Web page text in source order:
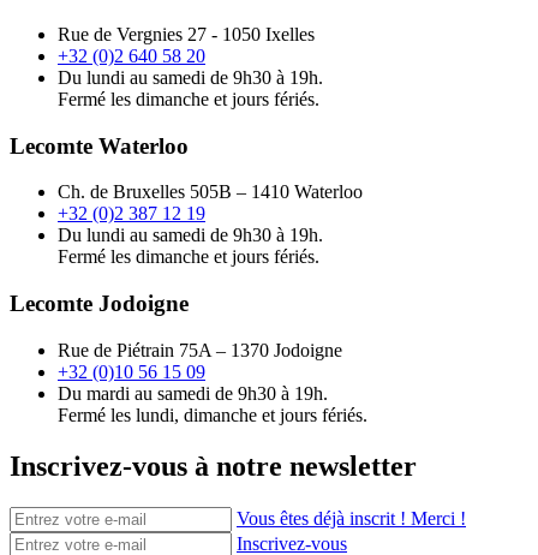
Rue de Vergnies 27 - 1050 Ixelles
+32 (0)2 640 58 20
Du lundi au samedi de 9h30 à 19h.
Fermé les dimanche et jours fériés.
Lecomte Waterloo
Ch. de Bruxelles 505B – 1410 Waterloo
+32 (0)2 387 12 19
Du lundi au samedi de 9h30 à 19h.
Fermé les dimanche et jours fériés.
Lecomte Jodoigne
Rue de Piétrain 75A – 1370 Jodoigne
+32 (0)10 56 15 09
Du mardi au samedi de 9h30 à 19h.
Fermé les lundi, dimanche et jours fériés.
Inscrivez-vous à notre newsletter
Vous êtes déjà inscrit ! Merci !
Inscrivez-vous